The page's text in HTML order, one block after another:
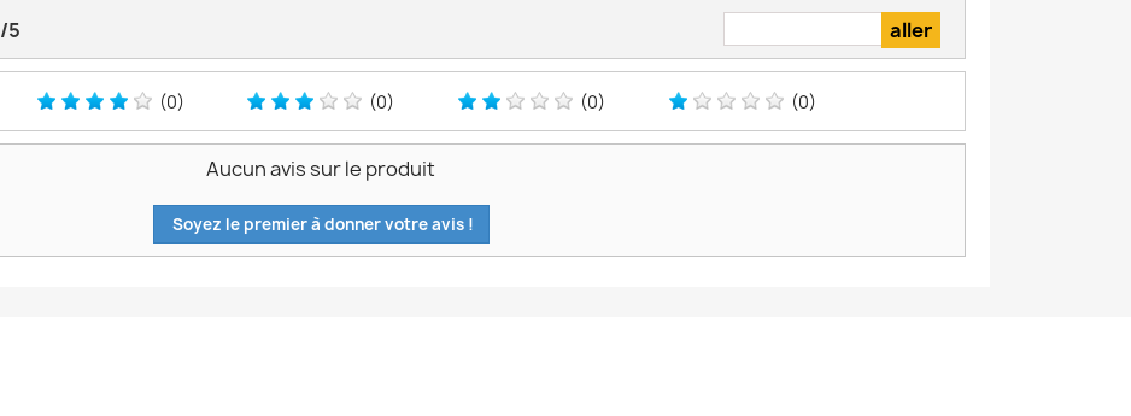
/5
(0) (0) (0) (0)
Aucun avis sur le produit
Soyez le premier à donner votre avis !